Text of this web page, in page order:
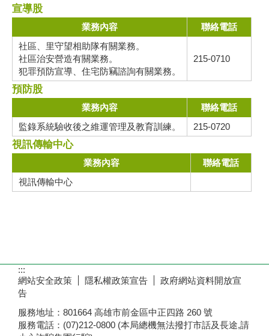
宣導股
業務內容
聯絡電話
社區、里守望相助隊有關業務。
社區治安營造有關業務。
犯罪預防宣導、住宅防竊諮詢有關業務。
215-0710
預防股
業務內容
聯絡電話
監錄系統驗收後之維運管理及教育訓練。
215-0720
視訊傳輸中心
業務內容
聯絡電話
視訊傳輸中心
:::
網站安全政策
隱私權政策宣告
政府網站資料開放宣
告
服務地址：801664 高雄市前金區中正四路 260 號
服務電話：(07)212-0800 (本局總機無法撥打市話及長途,請